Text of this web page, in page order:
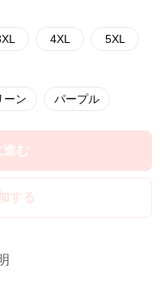
4XL 5XL
ーン パープル
進む
する